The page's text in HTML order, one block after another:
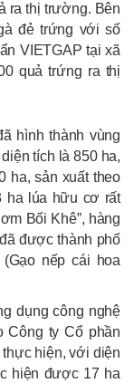
ra thị trường. Bên
đẻ trứng với số
VIETGAP tại xã
quả trứng ra thị
hình thành vùng
tích là 850 ha,
ha, sản xuất theo
ha lúa hữu cơ rất
Bối Khê”, hàng
được thành phố
nếp cái hoa
dụng công nghệ
Công ty Cổ phần
hiện, với diện
hiện được 17 ha